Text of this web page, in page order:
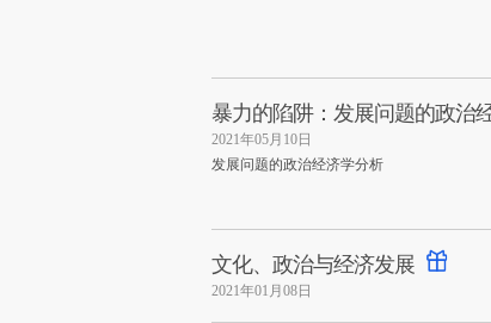
暴力的陷阱：发展问题的政治
2021年05月10日
发展问题的政治经济学分析
文化、政治与经济发展
2021年01月08日